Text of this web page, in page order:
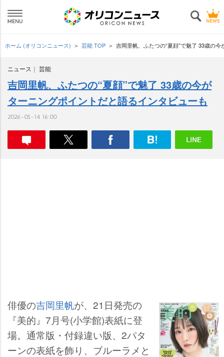
ホーム (オリコンニュース) 芸能 TOP 吉岡里帆、ふたつの“夏顔”で魅了 33歳の
ニュース 芸能
吉岡里帆、ふたつの“夏顔”で魅了 33歳の今が
ターニングポイントだと語るインタビューも
2026-05-14 16:00
俳優の吉岡里帆が、21日発売の
『美的』7月号(小学館)表紙に登
場。通常版・付録違い版、2パタ
ーンの表紙を飾り、ブルーラメと